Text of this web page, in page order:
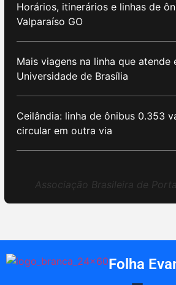
Horários, itinerários e linhas de
Valparaíso GO
Mais viagens na linha que atende
Universidade de Brasília
Ceilândia: linha de ônibus 0.353
circular em outra via
Associação Brasileira de
Folha